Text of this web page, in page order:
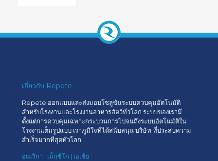
เกี่ยวกับ Repete
Repete ออกแบบและส่งมอบโซลูชันระบบควบคุมอัตโนมัติ
สำหรับโรงงานและโรงงานอาหารสัตว์ทั่วโลก ระบบของเรามี
ตั้งแต่การควบคุมเฉพาะกระบวนการไปจนถึงระบบอัตโนมัติใน
โรงงานเต็มรูปแบบ เราภูมิใจที่ได้สนับสนุน บริษัท ที่ประสบความ
สำเร็จมากที่สุดทั่วโลก
อเมริกา | เม็กซิโก | เอเชีย